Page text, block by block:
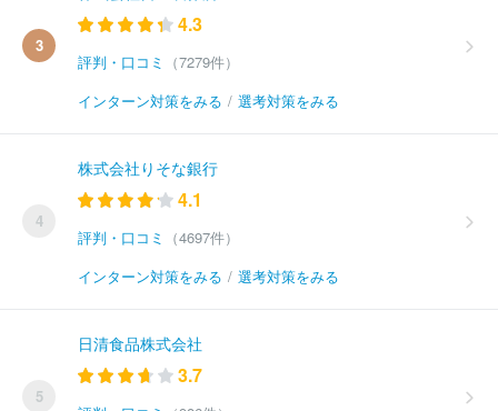
3
4.3
評判・口コミ
（7279件）
インターン対策をみる / 選考対策をみる
4
株式会社りそな銀行
4.1
評判・口コミ
（4697件）
インターン対策をみる / 選考対策をみる
5
日清食品株式会社
3.7